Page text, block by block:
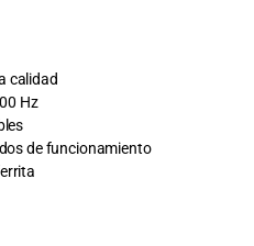
calidad
Hz
de funcionamiento